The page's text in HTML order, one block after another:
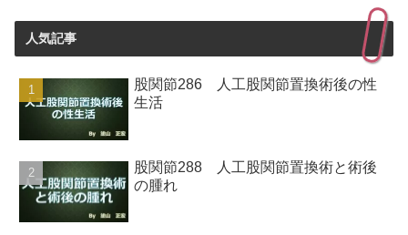
人気記事
股関節286 人工股関節置換術後の性
生活
股関節288 人工股関節置換術と術後
の腫れ